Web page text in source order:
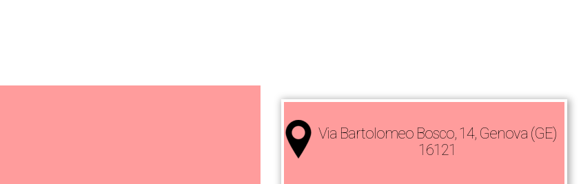
Via Bartolomeo Bosco, 14, Genova (GE)
16121